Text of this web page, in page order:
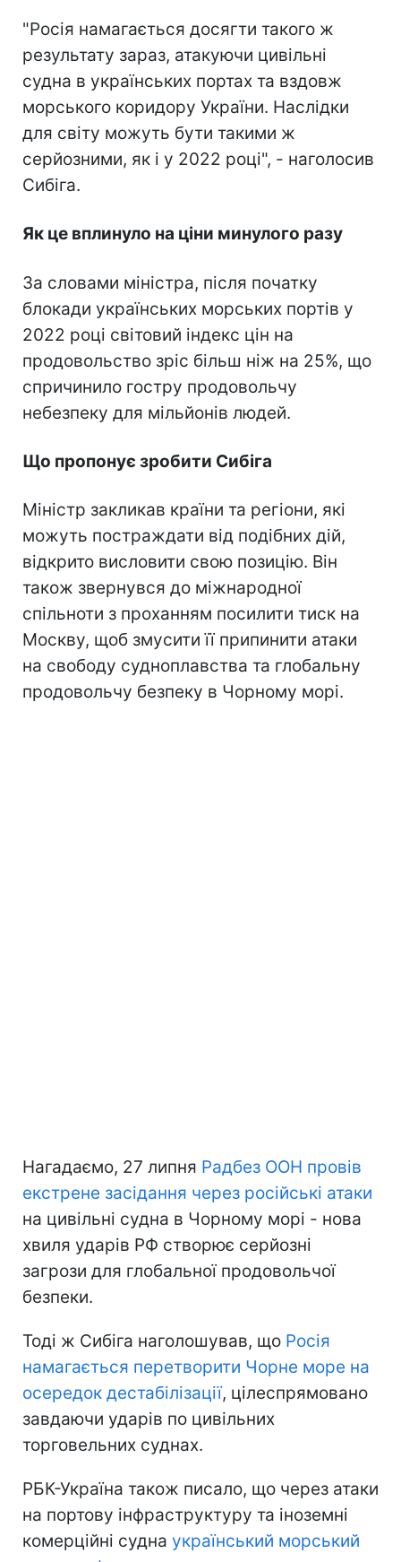
"Росія намагається досягти такого ж
результату зараз, атакуючи цивільні
судна в українських портах та вздовж
морського коридору України. Наслідки
для світу можуть бути такими ж
серйозними, як і у 2022 році", - наголосив
Сибіга.
Як це вплинуло на ціни минулого разу
За словами міністра, після початку
блокади українських морських портів у
2022 році світовий індекс цін на
продовольство зріс більш ніж на 25%, що
спричинило гостру продовольчу
небезпеку для мільйонів людей.
Що пропонує зробити Сибіга
Міністр закликав країни та регіони, які
можуть постраждати від подібних дій,
відкрито висловити свою позицію. Він
також звернувся до міжнародної
спільноти з проханням посилити тиск на
Москву, щоб змусити її припинити атаки
на свободу судноплавства та глобальну
продовольчу безпеку в Чорному морі.
Нагадаємо, 27 липня Радбез ООН провів
екстрене засідання через російські атаки
на цивільні судна в Чорному морі - нова
хвиля ударів РФ створює серйозні
загрози для глобальної продовольчої
безпеки.
Тоді ж Сибіга наголошував, що Росія
намагається перетворити Чорне море на
осередок дестабілізації, цілеспрямовано
завдаючи ударів по цивільних
торговельних суднах.
РБК-Україна також писало, що через атаки
на портову інфраструктуру та іноземні
комерційні судна український морський